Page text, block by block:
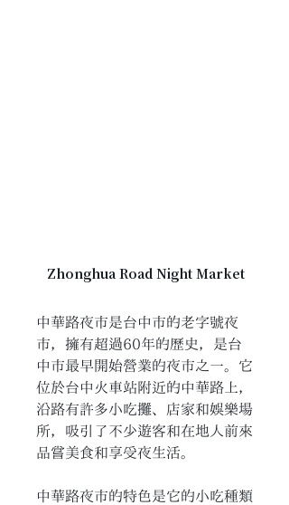
Zhonghua Road Night Market
中華路夜市是台中市的老字號夜
市，擁有超過60年的歷史，是台
中市最早開始營業的夜市之一。它
位於台中火車站附近的中華路上，
沿路有許多小吃攤、店家和娛樂場
所，吸引了不少遊客和在地人前來
品嘗美食和享受夜生活。
中華路夜市的特色是它的小吃種類